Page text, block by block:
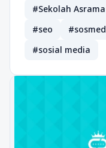
#Sekolah Asrama
#seo
#sosmed
#sosial media